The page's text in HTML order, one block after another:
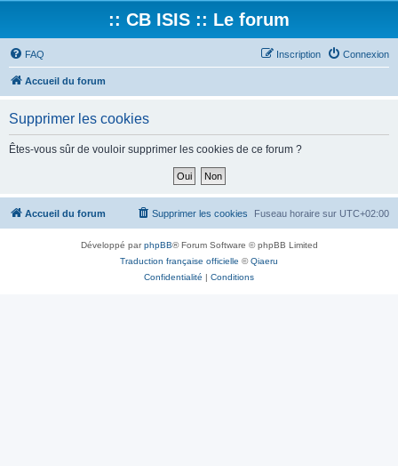
:: CB ISIS :: Le forum
FAQ Connexion
Inscription
Accueil du forum
Supprimer les cookies
Êtes-vous sûr de vouloir supprimer les cookies de ce forum ?
Accueil du forum Fuseau horaire sur UTC+02:00
Supprimer les cookies
Développé parphpBB® Forum Software © phpBB Limited
Traduction française officielle ©Qiaeru
Confidentialité | Conditions